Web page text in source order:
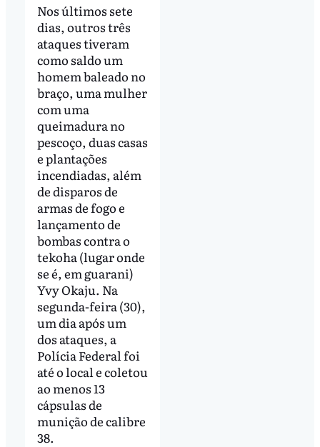
Nos últimos sete
dias, outros três
ataques tiveram
como saldo um
homem baleado no
braço, uma mulher
com uma
queimadura no
pescoço, duas casas
e plantações
incendiadas, além
de disparos de
armas de fogo e
lançamento de
bombas contra o
tekoha (lugar onde
se é, em guarani)
Yvy Okaju. Na
segunda-feira (30),
um dia após um
dos ataques, a
Polícia Federal foi
até o local e coletou
ao menos 13
cápsulas de
munição de calibre
38.